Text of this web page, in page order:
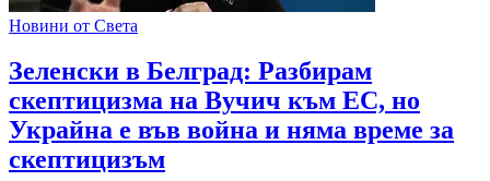
Новини от Света
Зеленски в Белград: Разбирам
скептицизма на Вучич към ЕС, но
Украйна е във война и няма време за
скептицизъм